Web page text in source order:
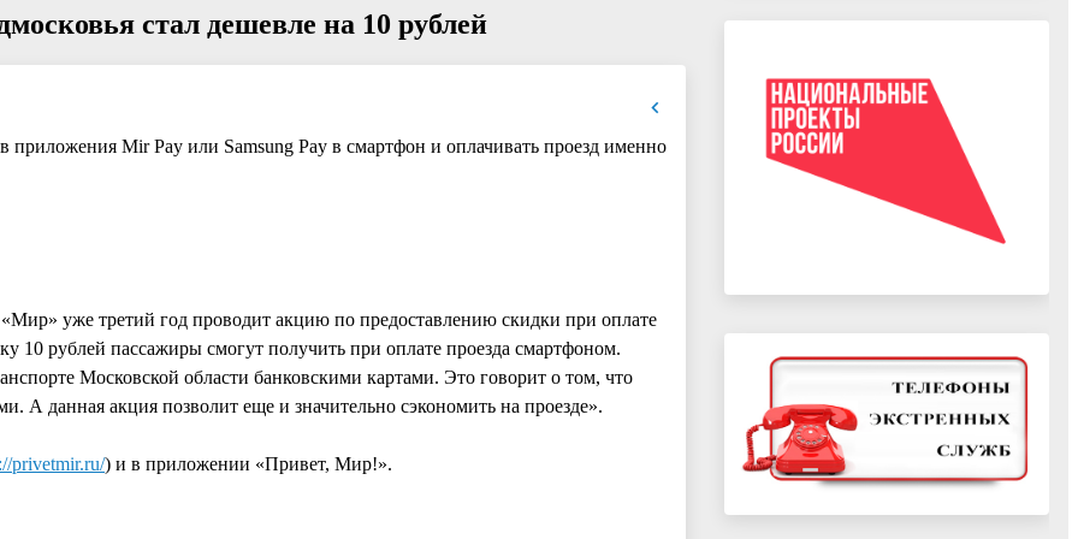
стал дешевле на 10 рублей
приложения Mir Pay или Samsung Pay в смартфон и оплачивать проезд именно
уже третий год проводит акцию по предоставлению скидки при оплате
10 рублей пассажиры смогут получить при оплате проезда смартфоном.
Московской области банковскими картами. Это говорит о том, что
А данная акция позволит еще и значительно сэкономить на проезде».
privetmir.ru/) и в приложении «Привет, Мир!».